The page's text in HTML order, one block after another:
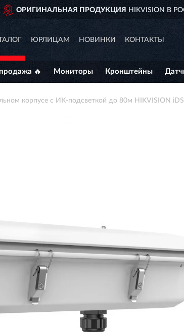
ПРОДУКЦИЯHIKVISION В РОССИИ
ЮРЛИЦАМ НОВИНКИ КОНТАКТЫ
🔥 Мониторы Кронштейны
корпусе с ИК-подсветкой до 80м HIKVISION